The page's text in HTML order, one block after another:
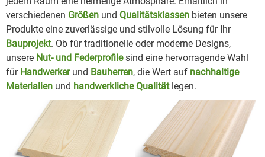
verschiedenen Größen und Qualitätsklassen bieten unsere
Produkte eine zuverlässige und stilvolle Lösung für Ihr
Bauprojekt. Ob für traditionelle oder moderne Designs,
unsere Nut- und Federprofilesind eine hervorragende Wahl
für Handwerkerund Bauherren, die Wert auf nachhaltige
Materialien und handwerkliche Qualitätlegen.